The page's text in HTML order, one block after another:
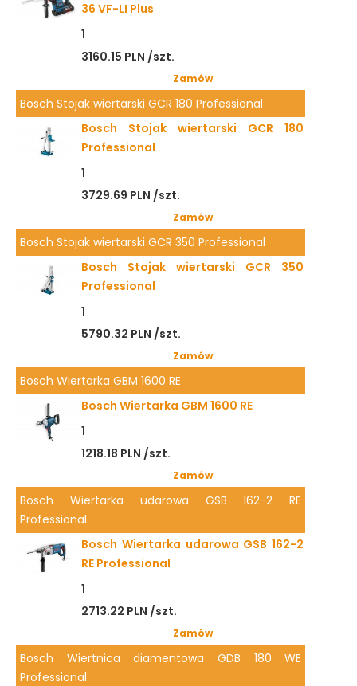
36 VF-LI Plus
1
3160.15 PLN /szt.
Zamów
Bosch Stojak wiertarski GCR 180 Professional
Bosch Stojak wiertarski GCR 180
Professional
1
3729.69 PLN /szt.
Zamów
Bosch Stojak wiertarski GCR 350 Professional
Bosch Stojak wiertarski GCR 350
Professional
1
5790.32 PLN /szt.
Zamów
Bosch Wiertarka GBM 1600 RE
Bosch Wiertarka GBM 1600 RE
1
1218.18 PLN /szt.
Zamów
Bosch Wiertarka udarowa GSB 162-2 RE
Professional
Bosch Wiertarka udarowa GSB 162-2
RE Professional
1
2713.22 PLN /szt.
Zamów
Bosch Wiertnica diamentowa GDB 180 WE
Professional